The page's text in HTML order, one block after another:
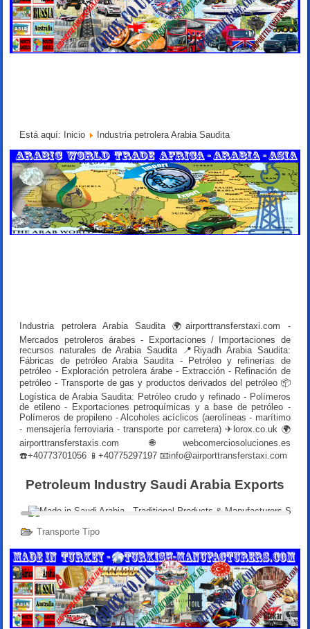
Está aquí: Inicio Industria petrolera Arabia Saudita
Industria petrolera Arabia Saudita 🌍airporttransferstaxi.com -
Mercados petroleros árabes - Exportaciones / Importaciones de
recursos naturales de Arabia Saudita 📍Riyadh Arabia Saudita:
Fábricas de petróleo Arabia Saudita - Petróleo y refinerías de
petróleo - Exploración petrolera árabe - Extracción - Refinación de
petróleo - Transporte de gas y productos derivados del petróleo 📦
Logística de Arabia Saudita: Petróleo crudo y refinado - Polímeros
de etileno - Exportaciones petroquímicas y a base de petróleo -
Polímeros de propileno - Alcoholes acíclicos (aerolíneas - marítimo
- mensajería ferroviaria - transporte por carretera) ✈lorox.co.uk 🌍
airporttransferstaxis.com 🌐webcomerciosoluciones.es
☎️+40773701056 📱+40775297197 📧info@airporttransferstaxi.com
Petroleum Industry Saudi Arabia Exports
Transporte Tipo